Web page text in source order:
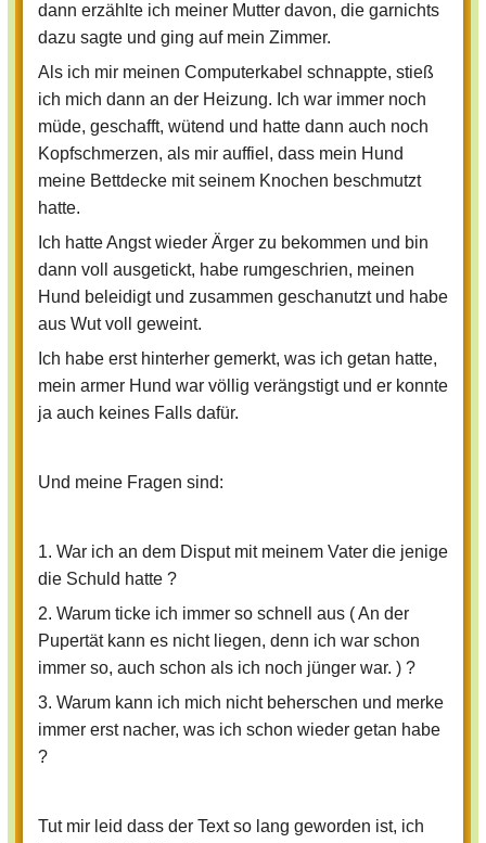
dann erzählte ich meiner Mutter davon, die garnichts
dazu sagte und ging auf mein Zimmer.
Als ich mir meinen Computerkabel schnappte, stieß
ich mich dann an der Heizung. Ich war immer noch
müde, geschafft, wütend und hatte dann auch noch
Kopfschmerzen, als mir auffiel, dass mein Hund
meine Bettdecke mit seinem Knochen beschmutzt
hatte.
Ich hatte Angst wieder Ärger zu bekommen und bin
dann voll ausgetickt, habe rumgeschrien, meinen
Hund beleidigt und zusammen geschanutzt und habe
aus Wut voll geweint.
Ich habe erst hinterher gemerkt, was ich getan hatte,
mein armer Hund war völlig verängstigt und er konnte
ja auch keines Falls dafür.
Und meine Fragen sind:
1. War ich an dem Disput mit meinem Vater die jenige
die Schuld hatte ?
2. Warum ticke ich immer so schnell aus ( An der
Pupertät kann es nicht liegen, denn ich war schon
immer so, auch schon als ich noch jünger war. ) ?
3. Warum kann ich mich nicht beherschen und merke
immer erst nacher, was ich schon wieder getan habe
?
Tut mir leid dass der Text so lang geworden ist, ich